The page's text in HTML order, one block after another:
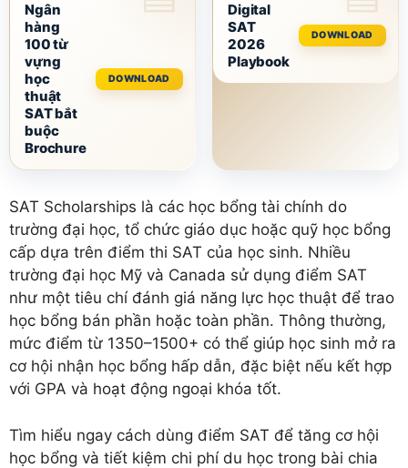
Ngân
hàng
100 từ
vựng
học
thuật
SAT bắt
buộc
Brochure
DOWNLOAD
Digital
SAT
2026
Playbook
DOWNLOAD
SAT Scholarships là các học bổng tài chính do
trường đại học, tổ chức giáo dục hoặc quỹ học bổng
cấp dựa trên điểm thi SAT của học sinh. Nhiều
trường đại học Mỹ và Canada sử dụng điểm SAT
như một tiêu chí đánh giá năng lực học thuật để trao
học bổng bán phần hoặc toàn phần. Thông thường,
mức điểm từ 1350–1500+ có thể giúp học sinh mở ra
cơ hội nhận học bổng hấp dẫn, đặc biệt nếu kết hợp
với GPA và hoạt động ngoại khóa tốt.
Tìm hiểu ngay cách dùng điểm SAT để tăng cơ hội
học bổng và tiết kiệm chi phí du học trong bài chia